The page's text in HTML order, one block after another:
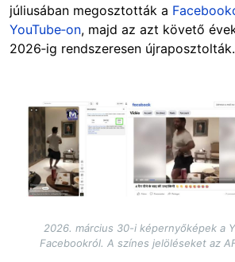
júliusában megosztották a
YouTube‑on, majd az azt követő
2026‑ig rendszeresen újraposztolták.
Image
2026. március 30-i képernyőképek a
Facebookról. A színes jelöléseket az